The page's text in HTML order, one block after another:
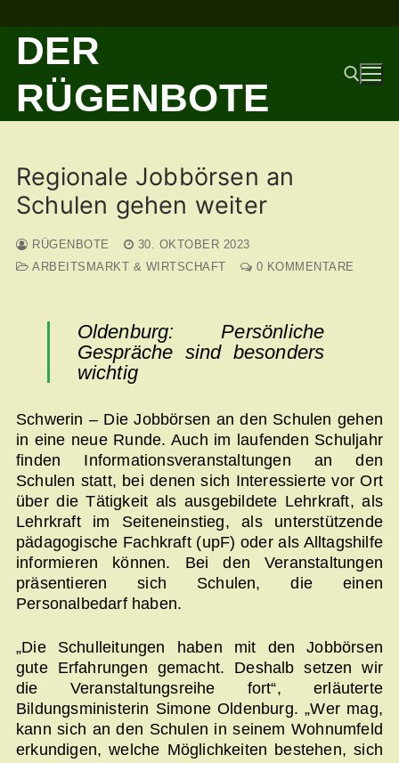
Zum
Inhalt
springen
DER
RÜGENBOTE
Regionale Jobbörsen an
Schulen gehen weiter
RÜGENBOTE
30. OKTOBER 2023
ARBEITSMARKT & WIRTSCHAFT
0 KOMMENTARE
Oldenburg: Persönliche
Gespräche sind besonders
wichtig
Schwerin – Die Jobbörsen an den Schulen gehen
in eine neue Runde. Auch im laufenden Schuljahr
finden Informationsveranstaltungen an den
Schulen statt, bei denen sich Interessierte vor Ort
über die Tätigkeit als ausgebildete Lehrkraft, als
Lehrkraft im Seiteneinstieg, als unterstützende
pädagogische Fachkraft (upF) oder als Alltagshilfe
informieren können. Bei den Veranstaltungen
präsentieren sich Schulen, die einen
Personalbedarf haben.
„Die Schulleitungen haben mit den Jobbörsen
gute Erfahrungen gemacht. Deshalb setzen wir
die Veranstaltungsreihe fort“, erläuterte
Bildungsministerin Simone Oldenburg. „Wer mag,
kann sich an den Schulen in seinem Wohnumfeld
erkundigen, welche Möglichkeiten bestehen, sich